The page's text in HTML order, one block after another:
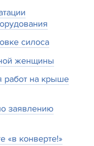
силоса
женщины
работ на крыше
заявлению
«в конверте!»